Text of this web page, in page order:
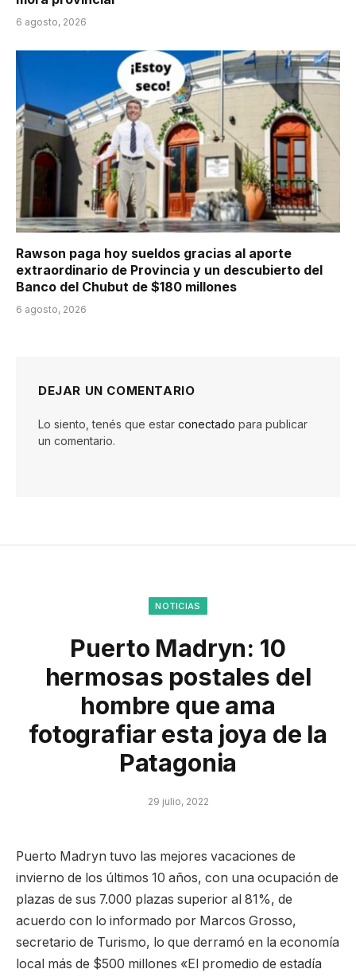
6 agosto, 2026
Rawson paga hoy sueldos gracias al aporte
extraordinario de Provincia y un descubierto del
Banco del Chubut de $180 millones
6 agosto, 2026
DEJAR UN COMENTARIO
Lo siento, tenés que estar conectado para publicar
un comentario.
NOTICIAS
Puerto Madryn: 10
hermosas postales del
hombre que ama
fotografiar esta joya de la
Patagonia
29 julio, 2022
Puerto Madryn tuvo las mejores vacaciones de
invierno de los últimos 10 años, con una ocupación de
plazas de sus 7.000 plazas superior al 81%, de
acuerdo con lo informado por Marcos Grosso,
secretario de Turismo, lo que derramó en la economía
local más de $500 millones «El promedio de estadía